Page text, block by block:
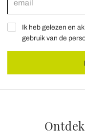
Ik heb gelezen en
gebruik van de